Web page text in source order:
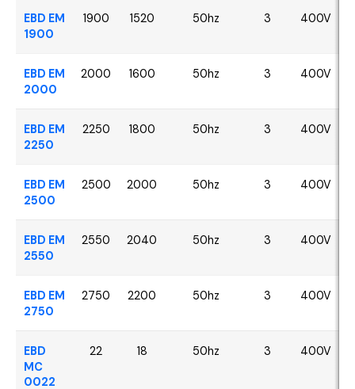
EBD EM
1900
1900 1520 50hz 3 400V
EBD EM
2000
2000 1600 50hz 3 400V
EBD EM
2250
2250 1800 50hz 3 400V
EBD EM
2500
2500 2000 50hz 3 400V
EBD EM
2550
2550 2040 50hz 3 400V
EBD EM
2750
2750 2200 50hz 3 400V
EBD
MC
0022
22 18 50hz 3 400V